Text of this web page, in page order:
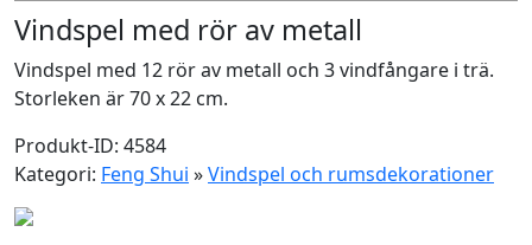
Vindspel med rör av metall
Vindspel med 12 rör av metall och 3 vindfångare i trä.
Storleken är 70 x 22 cm.
Produkt-ID: 4584
Kategori: Feng Shui »Vindspel och rumsdekorationer